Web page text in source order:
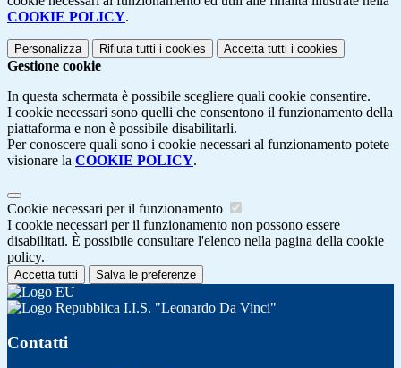
COOKIE POLICY.
Personalizza Rifiuta tutti i cookies Accetta tutti i cookies
Gestione cookie
In questa schermata è possibile scegliere quali cookie consentire.
I cookie necessari sono quelli che consentono il funzionamento della
piattaforma e non è possibile disabilitarli.
Per conoscere quali sono i cookie necessari al funzionamento potete
visionare la COOKIE POLICY.
Cookie necessari per il funzionamento
I cookie necessari per il funzionamento non possono essere
disabilitati. È possibile consultare l'elenco nella pagina della cookie
policy.
Accetta tutti Salva le preferenze
I.I.S. "Leonardo Da Vinci"
Contatti